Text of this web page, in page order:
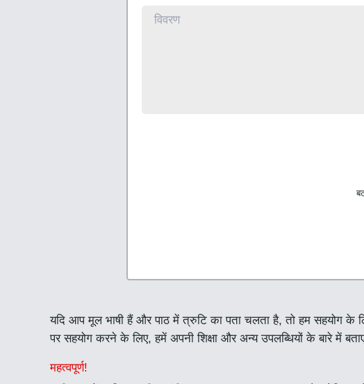
यदि आप मूल भाषी हैं और पाठ में त्रुटि का पता चलता है, तो हम सहयोग
पर सहयोग करने के लिए, हमें अपनी शिक्षा और अन्य उपलब्धियों के बारे में
महत्वपूर्ण!